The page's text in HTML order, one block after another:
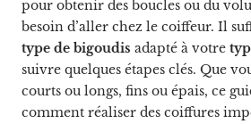
pour obtenir des boucles ou du
besoin d’aller chez le coiffeur. Il
type de bigoudis adapté à votre
suivre quelques étapes clés. Que
courts ou longs, fins ou épais, ce
comment réaliser des coiffures